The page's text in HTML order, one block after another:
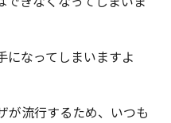
になってしまいますよ
が流行するため、いつも